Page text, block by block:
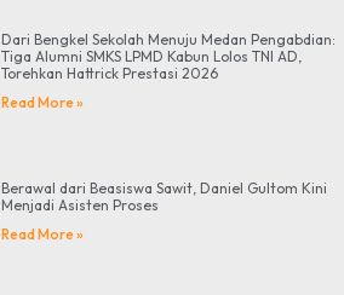
Dari Bengkel Sekolah Menuju Medan Pengabdian:
Tiga Alumni SMKS LPMD Kabun Lolos TNI AD,
Torehkan Hattrick Prestasi 2026
Read More »
Berawal dari Beasiswa Sawit, Daniel Gultom Kini
Menjadi Asisten Proses
Read More »